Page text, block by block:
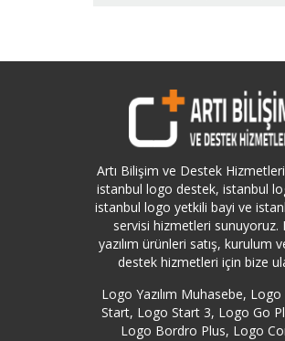
Artı Bilişim ve Destek
istanbul logo destek, istanbul
istanbul logo yetkili bayi ve
servisi hizmetleri sunuyoruz.
yazılım ürünleri satış, kurulum
destek hizmetleri için bize
Logo Yazılım Muhasebe,
Start, Logo Start 3, Logo Go
Logo Bordro Plus, Logo